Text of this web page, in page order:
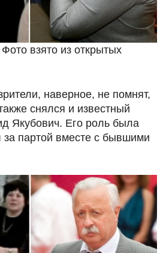
взято из открытых
наверное, не помнят,
снялся и известный
Якубович. Его роль была
за партой вместе с бывшими